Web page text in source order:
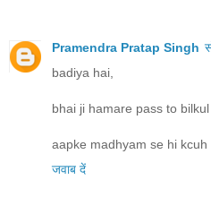
Pramendra Pratap Singh
badiya hai,
bhai ji hamare pass to
aapke madhyam se hi
जवाब दें